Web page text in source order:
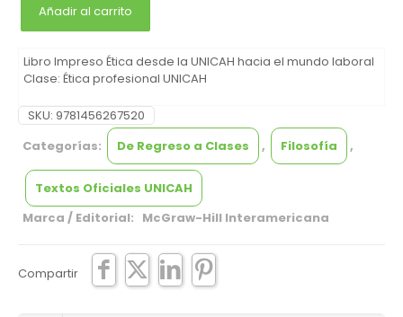
Añadir al carrito
Libro Impreso Ética desde la UNICAH hacia el mundo laboral
Clase: Ética profesional UNICAH
SKU: 9781456267520
Categorías:
De Regreso a Clases , Filosofía ,
Textos Oficiales UNICAH
Marca / Editorial: McGraw-Hill Interamericana
Compartir